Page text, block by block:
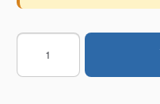
Harmaavesijärjestelmä
ENVIRONMENT